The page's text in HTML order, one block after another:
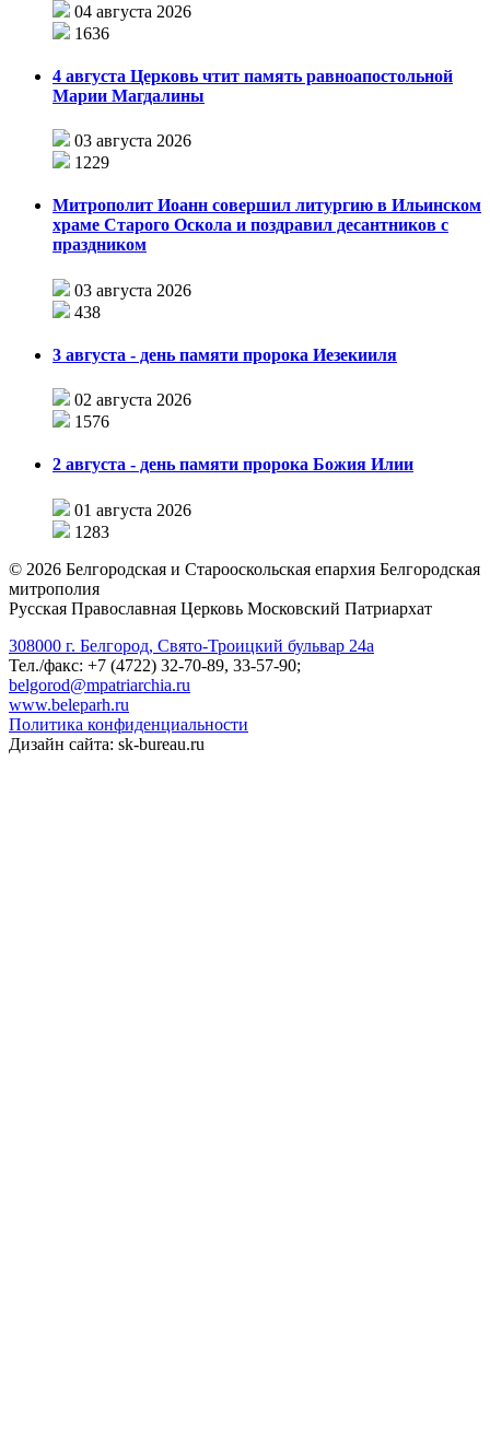
04 августа 2026
1636
4 августа Церковь чтит память равноапостольной
Марии Магдалины
03 августа 2026
1229
Митрополит Иоанн совершил литургию в Ильинском
храме Старого Оскола и поздравил десантников с
праздником
03 августа 2026
438
3 августа - день памяти пророка Иезекииля
02 августа 2026
1576
2 августа - день памяти пророка Божия Илии
01 августа 2026
1283
© 2026 Белгородская и Старооскольская епархия Белгородская
митрополия
Русская Православная Церковь Московский Патриархат
308000 г. Белгород, Свято-Троицкий бульвар 24а
Тел./факс: +7 (4722) 32-70-89, 33-57-90;
belgorod@mpatriarchia.ru
www.beleparh.ru
Политика конфиденциальности
Дизайн сайта: sk-bureau.ru